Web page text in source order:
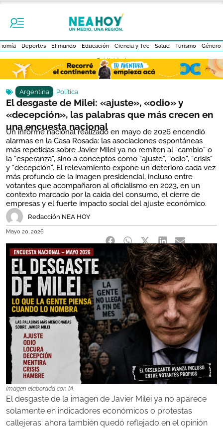
Deportes El mundo Educación Ciencia y Tec Salud Turismo Género
- Publicidad -
Argentina , Política
El desgaste de Milei: «ajuste», «odio» y
«decepción», las palabras que más crecen en
una encuesta nacional
Un informe nacional realizado en mayo de 2026 encendió
alarmas en la Casa Rosada: las asociaciones espontáneas
más repetidas sobre Javier Milei ya no remiten al “cambio” o
la “esperanza”, sino a conceptos como “ajuste”, “odio”, “crisis”
y “decepción”. El relevamiento expone un deterioro cada vez
más profundo de la imagen presidencial, incluso entre
votantes que acompañaron al oficialismo en 2023, en un
contexto marcado por la caída del consumo, el cierre de
empresas y el fuerte impacto social del ajuste económico.
Redacción NEA HOY
Mayo 20, 2026
Imagen elaborada con IA.
El desgaste de la imagen de Javier Milei ya no aparece
solamente en indicadores económicos o protestas
callejeras: ahora también quedó reflejado en el opinión